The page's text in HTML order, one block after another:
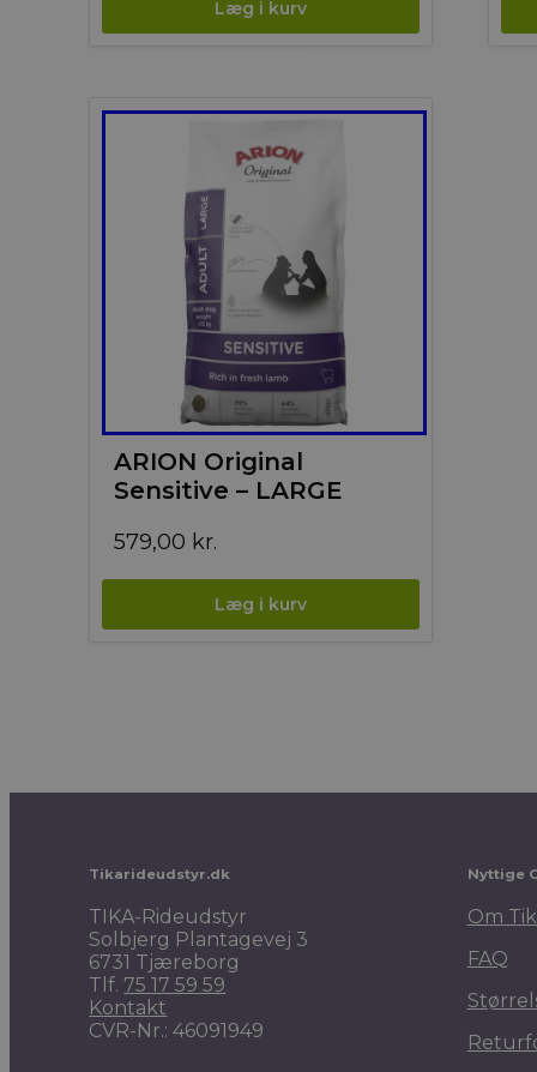
ARION Original
Sensitive – LARGE
579,00 kr.
Tikarideudstyr.dk
TIKA-Rideudstyr
Solbjerg Plantagevej 3
6731 Tjæreborg
Tlf. 75 17 59 59
Kontakt
CVR-Nr.: 46091949
Nyttige
Om
FAQ